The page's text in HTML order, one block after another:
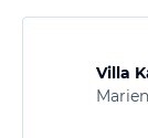
Villa